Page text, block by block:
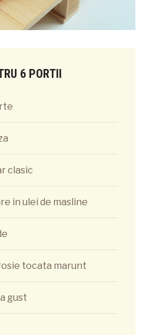
6 PORTII
clasic
in ulei de masline
tocata marunt
gust